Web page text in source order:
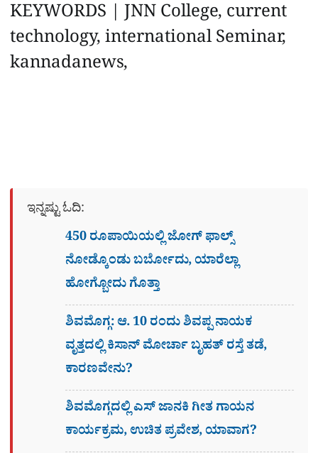
KEYWORDS | JNN College, current
technology, international Seminar,
kannadanews,
ಇನ್ನಷ್ಟು ಓದಿ:
450 ರೂಪಾಯಿಯಲ್ಲಿ ಜೋಗ್​ ಫಾಲ್ಸ್​
ನೋಡ್ಕೊಂಡು ಬರ್ಬೋದು, ಯಾರೆಲ್ಲಾ
ಹೋಗ್ಬೋದು ಗೊತ್ತಾ
ಶಿವಮೊಗ್ಗ: ಆ. 10 ರಂದು ಶಿವಪ್ಪ ನಾಯಕ
ವೃತ್ತದಲ್ಲಿ ಕಿಸಾನ್ ಮೋರ್ಚಾ ಬೃಹತ್ ರಸ್ತೆ ತಡೆ,
ಕಾರಣವೇನು?
ಶಿವಮೊಗ್ಗದಲ್ಲಿ ಎಸ್​ ಜಾನಕಿ ಗೀತ ಗಾಯನ
ಕಾರ್ಯಕ್ರಮ, ಉಚಿತ ಪ್ರವೇಶ, ಯಾವಾಗ?